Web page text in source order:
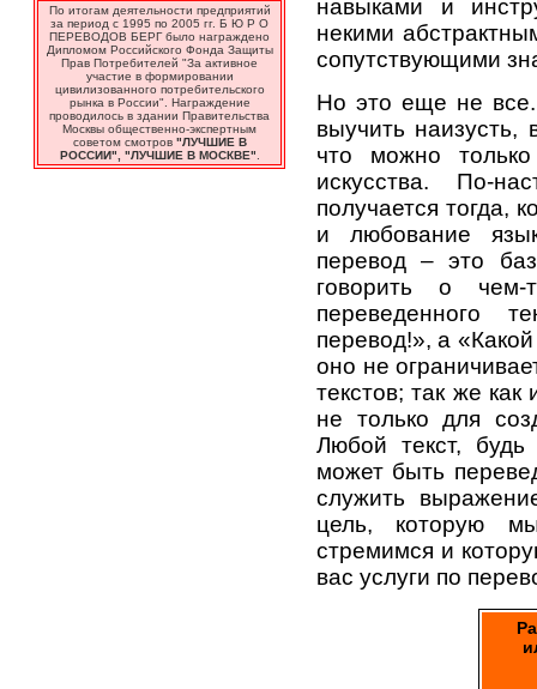
По итогам деятельности предприятий
за период с 1995 по 2005 гг. Б Ю Р О
ПЕРЕВОДОВ БЕРГ было награждено
Дипломом Российского Фонда Защиты
Прав Потребителей "За активное
участие в формировании
цивилизованного потребительского
рынка в России". Награждение
проводилось в здании Правительства
Москвы общественно-экспертным
советом смотров "ЛУЧШИЕ В
РОССИИ", "ЛУЧШИЕ В МОСКВЕ"
навыками и
некими
сопутствующими
Но это еще не
выучить наизусть,
что можно
искусства. По-
получается тогда,
и любование
перевод – это
говорить о
переведенного
перевод!», а
оно не
текстов; так же
не только для
Любой текст, будь
может быть
служить
цель, которую
стремимся и
вас услуги по